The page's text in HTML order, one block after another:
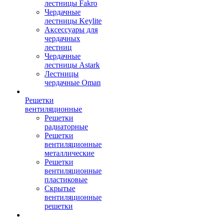
лестницы Fakro
Чердачные
лестницы Keylite
Аксессуары для
чердачных
лестниц
Чердачные
лестницы Astark
Лестницы
чердачные Oman
Решетки
вентиляционные
Решетки
радиаторные
Решетки
вентиляционные
металлические
Решетки
вентиляционные
пластиковые
Скрытые
вентиляционные
решетки